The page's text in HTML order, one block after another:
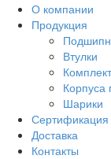
О компании
Продукция
Втулки
Корпуса
Шарики
Сертификация
Доставка
Контакты